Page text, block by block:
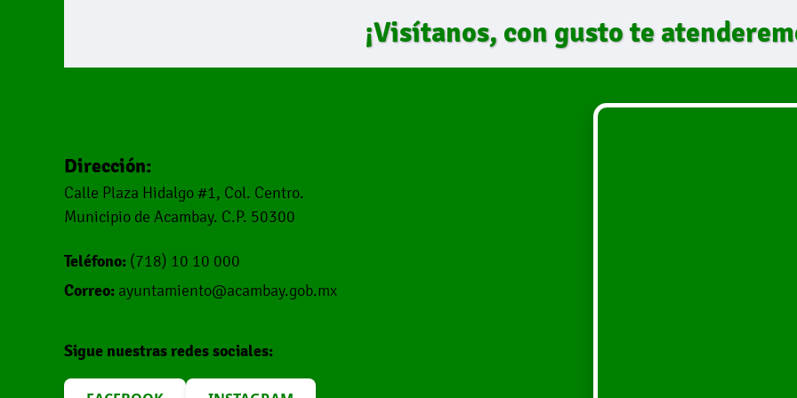
¡Visítanos, con gusto te
Dirección:
Calle Plaza Hidalgo #1, Col. Centro.
Municipio de Acambay. C.P. 50300
Teléfono: (718) 10 10 000
Correo: ayuntamiento@acambay.gob.mx
Sigue nuestras redes sociales: